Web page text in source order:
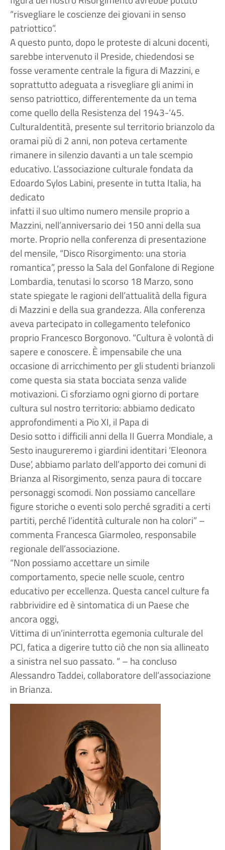
“risvegliare le coscienze dei giovani in senso
patriottico”.
A questo punto, dopo le proteste di alcuni docenti,
sarebbe intervenuto il Preside, chiedendosi se
fosse veramente centrale la figura di Mazzini, e
soprattutto adeguata a risvegliare gli animi in
senso patriottico, differentemente da un tema
come quello della Resistenza del 1943-‘45.
CulturaIdentità, presente sul territorio brianzolo da
oramai più di 2 anni, non poteva certamente
rimanere in silenzio davanti a un tale scempio
educativo. L’associazione culturale fondata da
Edoardo Sylos Labini, presente in tutta Italia, ha
dedicato
infatti il suo ultimo numero mensile proprio a
Mazzini, nell’anniversario dei 150 anni della sua
morte. Proprio nella conferenza di presentazione
del mensile, “Disco Risorgimento: una storia
romantica”, presso la Sala del Gonfalone di Regione
Lombardia, tenutasi lo scorso 18 Marzo, sono
state spiegate le ragioni dell’attualità della figura
di Mazzini e della sua grandezza. Alla conferenza
aveva partecipato in collegamento telefonico
proprio Francesco Borgonovo. “Cultura è volontà di
sapere e conoscere. È impensabile che una
occasione di arricchimento per gli studenti brianzoli
come questa sia stata bocciata senza valide
motivazioni. Ci sforziamo ogni giorno di portare
cultura sul nostro territorio: abbiamo dedicato
approfondimenti a Pio XI, il Papa di
Desio sotto i difficili anni della II Guerra Mondiale, a
Sesto inaugureremo i giardini identitari ‘Eleonora
Duse’, abbiamo parlato dell’apporto dei comuni di
Brianza al Risorgimento, senza paura di toccare
personaggi scomodi. Non possiamo cancellare
figure storiche o eventi solo perché sgraditi a certi
partiti, perché l’identità culturale non ha colori” –
commenta Francesca Giarmoleo, responsabile
regionale dell’associazione.
“Non possiamo accettare un simile
comportamento, specie nelle scuole, centro
educativo per eccellenza. Questa cancel culture fa
rabbrividire ed è sintomatica di un Paese che
ancora oggi,
Vittima di un’ininterrotta egemonia culturale del
PCI, fatica a digerire tutto ciò che non sia allineato
a sinistra nel suo passato. “ – ha concluso
Alessandro Taddei, collaboratore dell’associazione
in Brianza.